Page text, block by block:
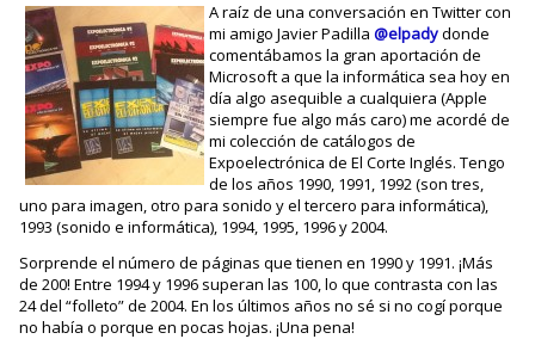
A raíz de una conversación en Twitter con
mi amigo Javier Padilla @elpadydonde
comentábamos la gran aportación de
Microsoft a que la informática sea hoy en
día algo asequible a cualquiera (Apple
siempre fue algo más caro) me acordé de
mi colección de catálogos de
Expoelectrónica de El Corte Inglés. Tengo
de los años 1990, 1991, 1992 (son tres,
uno para imagen, otro para sonido y el tercero para informática),
1993 (sonido e informática), 1994, 1995, 1996 y 2004.
Sorprende el número de páginas que tienen en 1990 y 1991. ¡Más
de 200! Entre 1994 y 1996 superan las 100, lo que contrasta con las
24 del “folleto” de 2004. En los últimos años no sé si no cogí porque
no había o porque en pocas hojas. ¡Una pena!